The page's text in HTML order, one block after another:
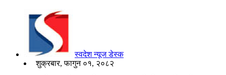
स्वदेश न्यूज डेस्क
शुक्रबार, फागुन ०१, २०८२